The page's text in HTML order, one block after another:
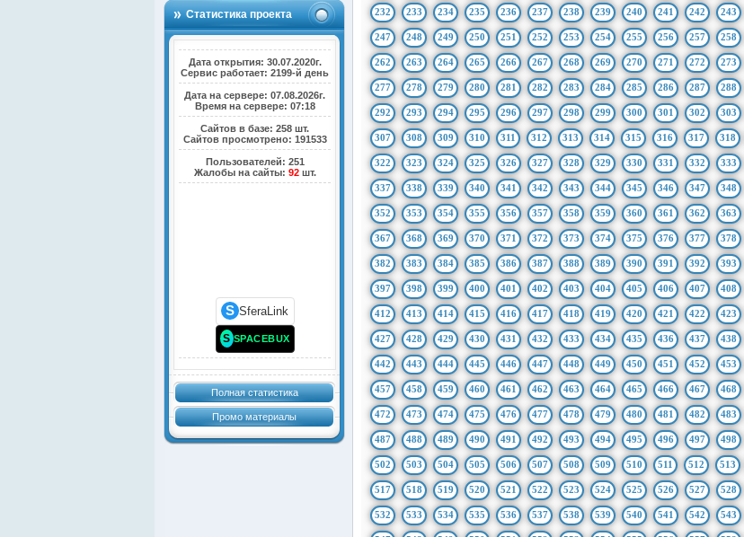
Статистика проекта
Дата открытия: 30.07.2020г.
Сервис работает: 2199-й день
Дата на сервере: 07.08.2026г.
Время на сервере: 07:18
Сайтов в базе: 258 шт.
Сайтов просмотрено: 191533
Пользователей: 251
Жалобы на сайты: 92шт.
S SferaLink
S SPACEBUX
Полная статистика
Промо материалы
232 233 234 235 236 237 238 239 240 241 242 243
247 248 249 250 251 252 253 254 255 256 257 258
262 263 264 265 266 267 268 269 270 271 272 273
277 278 279 280 281 282 283 284 285 286 287 288
292 293 294 295 296 297 298 299 300 301 302 303
307 308 309 310 311 312 313 314 315 316 317 318
322 323 324 325 326 327 328 329 330 331 332 333
337 338 339 340 341 342 343 344 345 346 347 348
352 353 354 355 356 357 358 359 360 361 362 363
367 368 369 370 371 372 373 374 375 376 377 378
382 383 384 385 386 387 388 389 390 391 392 393
397 398 399 400 401 402 403 404 405 406 407 408
412 413 414 415 416 417 418 419 420 421 422 423
427 428 429 430 431 432 433 434 435 436 437 438
442 443 444 445 446 447 448 449 450 451 452 453
457 458 459 460 461 462 463 464 465 466 467 468
472 473 474 475 476 477 478 479 480 481 482 483
487 488 489 490 491 492 493 494 495 496 497 498
502 503 504 505 506 507 508 509 510 511 512 513
517 518 519 520 521 522 523 524 525 526 527 528
532 533 534 535 536 537 538 539 540 541 542 543